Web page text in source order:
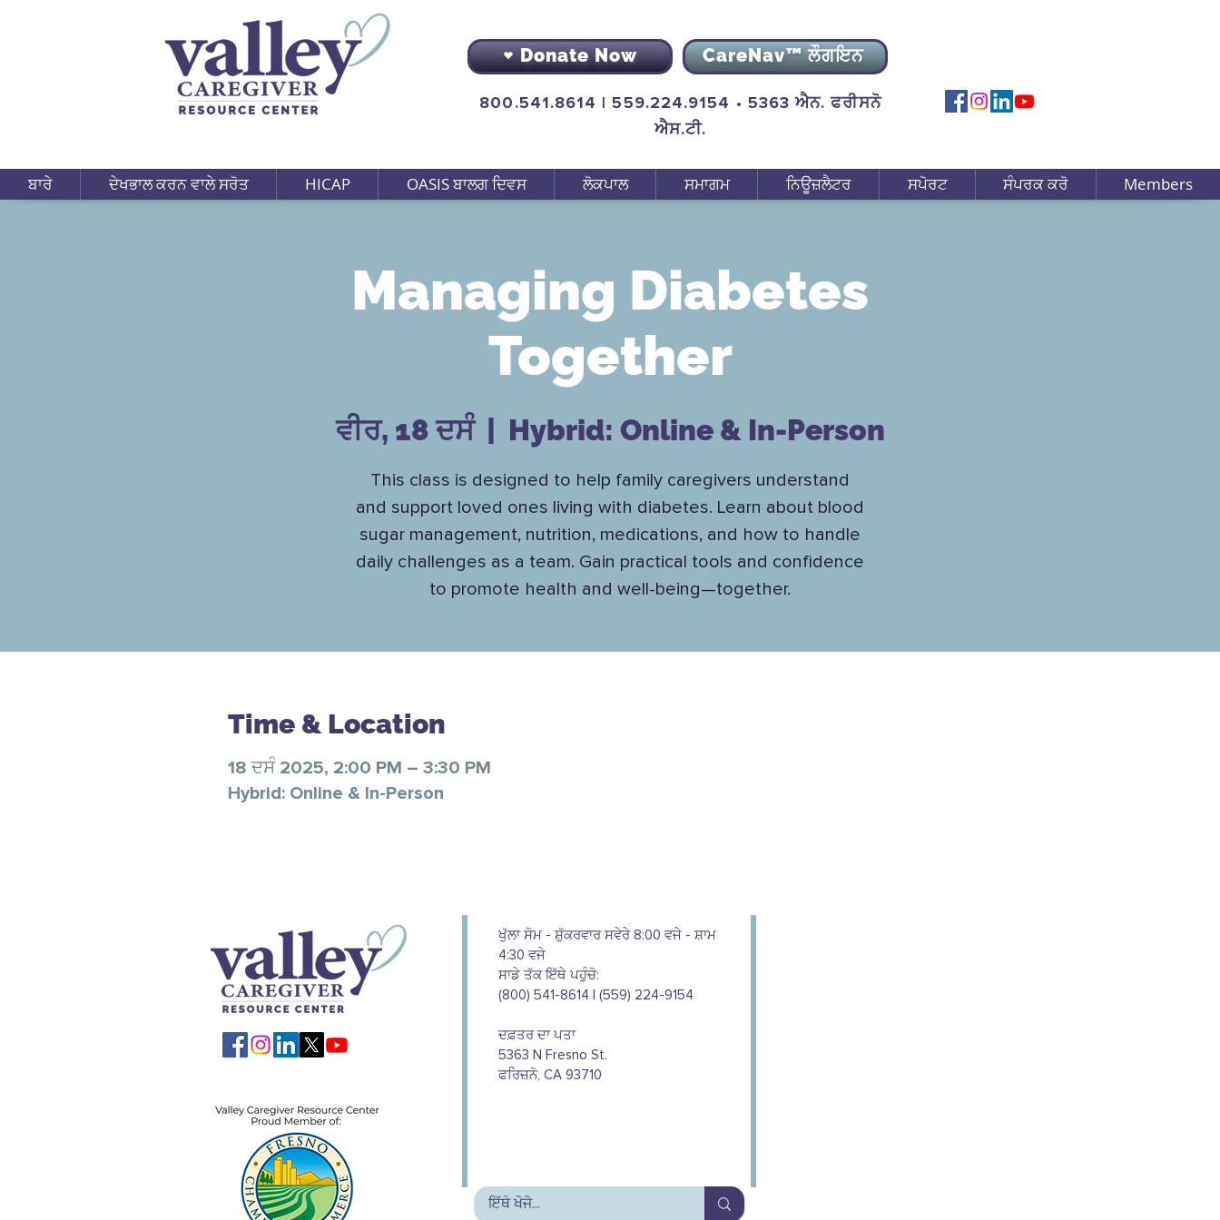
Donate Now CareNav™ ਲੌਗਇਨ
800.541.8614 | 559.224.9154 • 5363 ਐਨ. ਫਰੀਸਨੋ
ਐਸ.ਟੀ.
ਬਾਰੇ ਦੇਖਭਾਲ ਕਰਨ ਵਾਲੇ ਸਰੋਤ HICAP OASIS ਬਾਲਗ ਦਿਵਸ ਲੋਕਪਾਲ ਸਮਾਗਮ ਨਿਊਜ਼ਲੈਟਰ ਸਪੋਰਟ ਸੰਪਰਕ ਕਰੋ Members
Managing Diabetes
Together
ਵੀਰ, 18 ਦਸੰ
  |
Hybrid: Online & In-Person
This class is designed to help family caregivers understand
and support loved ones living with diabetes. Learn about blood
sugar management, nutrition, medications, and how to handle
daily challenges as a team. Gain practical tools and confidence
to promote health and well-being—together.
Time & Location
18 ਦਸੰ 2025, 2:00 PM – 3:30 PM
Hybrid: Online & In-Person
ਖੁੱਲਾ ਸੋਮ - ਸ਼ੁੱਕਰਵਾਰ ਸਵੇਰੇ 8:00 ਵਜੇ - ਸ਼ਾਮ
4:30 ਵਜੇ
ਸਾਡੇ ਤੱਕ ਇੱਥੇ ਪਹੁੰਚੋ:
(800) 541-8614 | (559) 224-9154
ਦਫ਼ਤਰ ਦਾ ਪਤਾ
5363 N Fresno St.
ਫਰਿਜ਼ਨੋ, CA 93710